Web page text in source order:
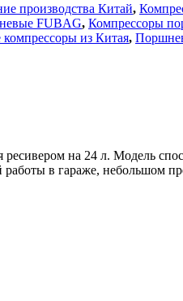
производства Китай,
FUBAG, Компрессоры
из Китая,
на 24 л. Модель
в гараже, небольшом